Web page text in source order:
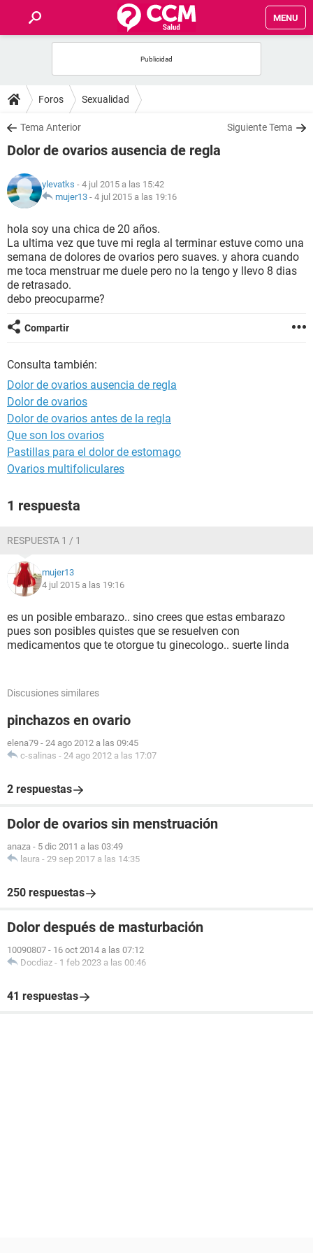
MENU
FOROS
SALUD
NUTRICIÓN
BIENESTAR
SEXUALIDAD
GLOSARIO
Foros Sexualidad
Tema Anterior Siguiente Tema
Dolor de ovarios ausencia de regla
ylevatks - 4 jul 2015 a las 15:42
mujer13 - 4 jul 2015 a las 19:16
hola soy una chica de 20 años.
La ultima vez que tuve mi regla al terminar estuve como una
semana de dolores de ovarios pero suaves. y ahora cuando
me toca menstruar me duele pero no la tengo y llevo 8 dias
de retrasado.
debo preocuparme?
Compartir
Consulta también:
Dolor de ovarios ausencia de regla
Dolor de ovarios
Dolor de ovarios antes de la regla
Que son los ovarios
Pastillas para el dolor de estomago
Ovarios multifoliculares
1 respuesta
RESPUESTA 1 / 1
mujer13
4 jul 2015 a las 19:16
es un posible embarazo.. sino crees que estas embarazo
pues son posibles quistes que se resuelven con
medicamentos que te otorgue tu ginecologo.. suerte linda
Discusiones similares
pinchazos en ovario
elena79 - 24 ago 2012 a las 09:45
c-salinas - 24 ago 2012 a las 17:07
2 respuestas
Dolor de ovarios sin menstruación
anaza - 5 dic 2011 a las 03:49
laura - 29 sep 2017 a las 14:35
250 respuestas
Dolor después de masturbación
10090807 - 16 oct 2014 a las 07:12
Docdiaz - 1 feb 2023 a las 00:46
41 respuestas